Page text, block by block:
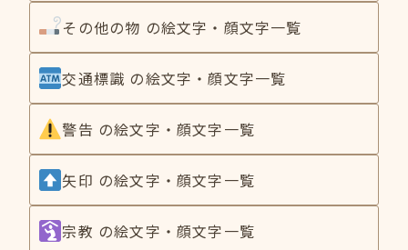
その他の物 の絵文字・顔文字一覧
交通標識 の絵文字・顔文字一覧
警告 の絵文字・顔文字一覧
矢印 の絵文字・顔文字一覧
宗教 の絵文字・顔文字一覧